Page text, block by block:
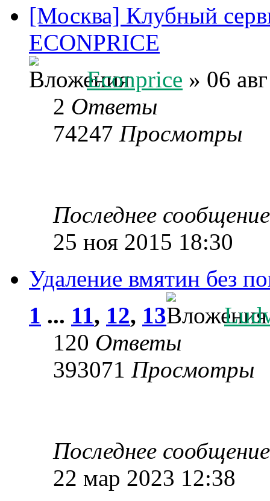
[Москва] Клубный
ECONPRICE
Econprice » 06
2 Ответы
74247 Просмотры
Последнее
25 ноя 2015 18:30
Удаление вмятин без
1 ... 11, 12, 13
120 Ответы
393071 Просмотры
Последнее
22 мар 2023 12:38